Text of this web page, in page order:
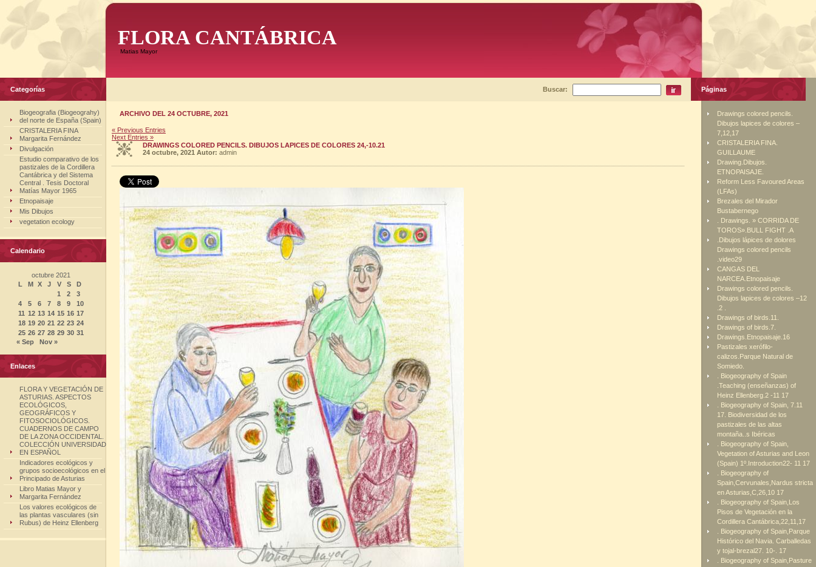
FLORA CANTÁBRICA
Matias Mayor
Categorías
Biogeografia (Biogeograhy)
del norte de España (Spain)
CRISTALERIA FINA
Margarita Fernández
Divulgación
Estudio comparativo de los
pastizales de la Cordillera
Cantábrica y del Sistema
Central . Tesis Doctoral
Matías Mayor 1965
Etnopaisaje
Mis Dibujos
vegetation ecology
Calendario
octubre 2021
L
M X J V S
D
1
2
3
4
5 6 7 8 9
10
11 12 13 14 15 16 17
18 19 20 21 22 23 24
25 26 27 28 29 30 31
« Sep
Nov »
Enlaces
FLORA Y VEGETACIÓN DE
ASTURIAS. ASPECTOS
ECOLÓGICOS,
GEOGRÁFICOS Y
FITOSOCIOLÓGICOS.
CUADERNOS DE CAMPO
DE LA ZONA OCCIDENTAL.
COLECCIÓN UNIVERSIDAD
EN ESPAÑOL
Indicadores ecológicos y
grupos socioecológicos en el
Principado de Asturias
Libro Matias Mayor y
Margarita Fernández
Los valores ecológicos de
las plantas vasculares (sin
Rubus) de Heinz Ellenberg
Buscar:
ARCHIVO DEL 24 OCTUBRE, 2021
« Previous Entries
Next Entries »
DRAWINGS COLORED PENCILS. DIBUJOS LAPICES DE COLORES 24,-10.21
24 octubre, 2021 Autor: admin
Páginas
Drawings colored pencils.
Dibujos lapices de colores –
7,12,17
CRISTALERIA FINA.
GUILLAUME
Drawing.Dibujos.
ETNOPAISAJE.
Reform Less Favoured Areas
(LFAs)
Brezales del Mirador
Bustabernego
. Drawings. » CORRIDA DE
TOROS».BULL FIGHT .A
.Dibujos lápices de dolores
Drawings colored pencils
.video29
CANGAS DEL
NARCEA.Etnopaisaje
Drawings colored pencils.
Dibujos lapices de colores –12
.2 .
Drawings of birds.11.
Drawings of birds.7.
Drawings.Etnopaisaje.16
Pastizales xerófilo-
calizos.Parque Natural de
Somiedo.
. Biogeography of Spain
.Teaching (enseñanzas) of
Heinz Ellenberg.2 -11 17
. Biogeography of Spain, 7.11
17. Biodiversidad de los
pastizales de las altas
montaña..s Ibéricas
. Biogeography of Spain,
Vegetation of Asturias and Leon
(Spain) 1º.Introduction22- 11 17
. Biogeography of
Spain,Cervunales,Nardus stricta
en Asturias,C,26,10 17
. Biogeography of Spain,Los
Pisos de Vegetación en la
Cordillera Cantábrica,22,11,17
. Biogeography of Spain,Parque
Histórico del Navia. Carballedas
y tojal-brezal27. 10-. 17
. Biogeography of Spain,Pasture